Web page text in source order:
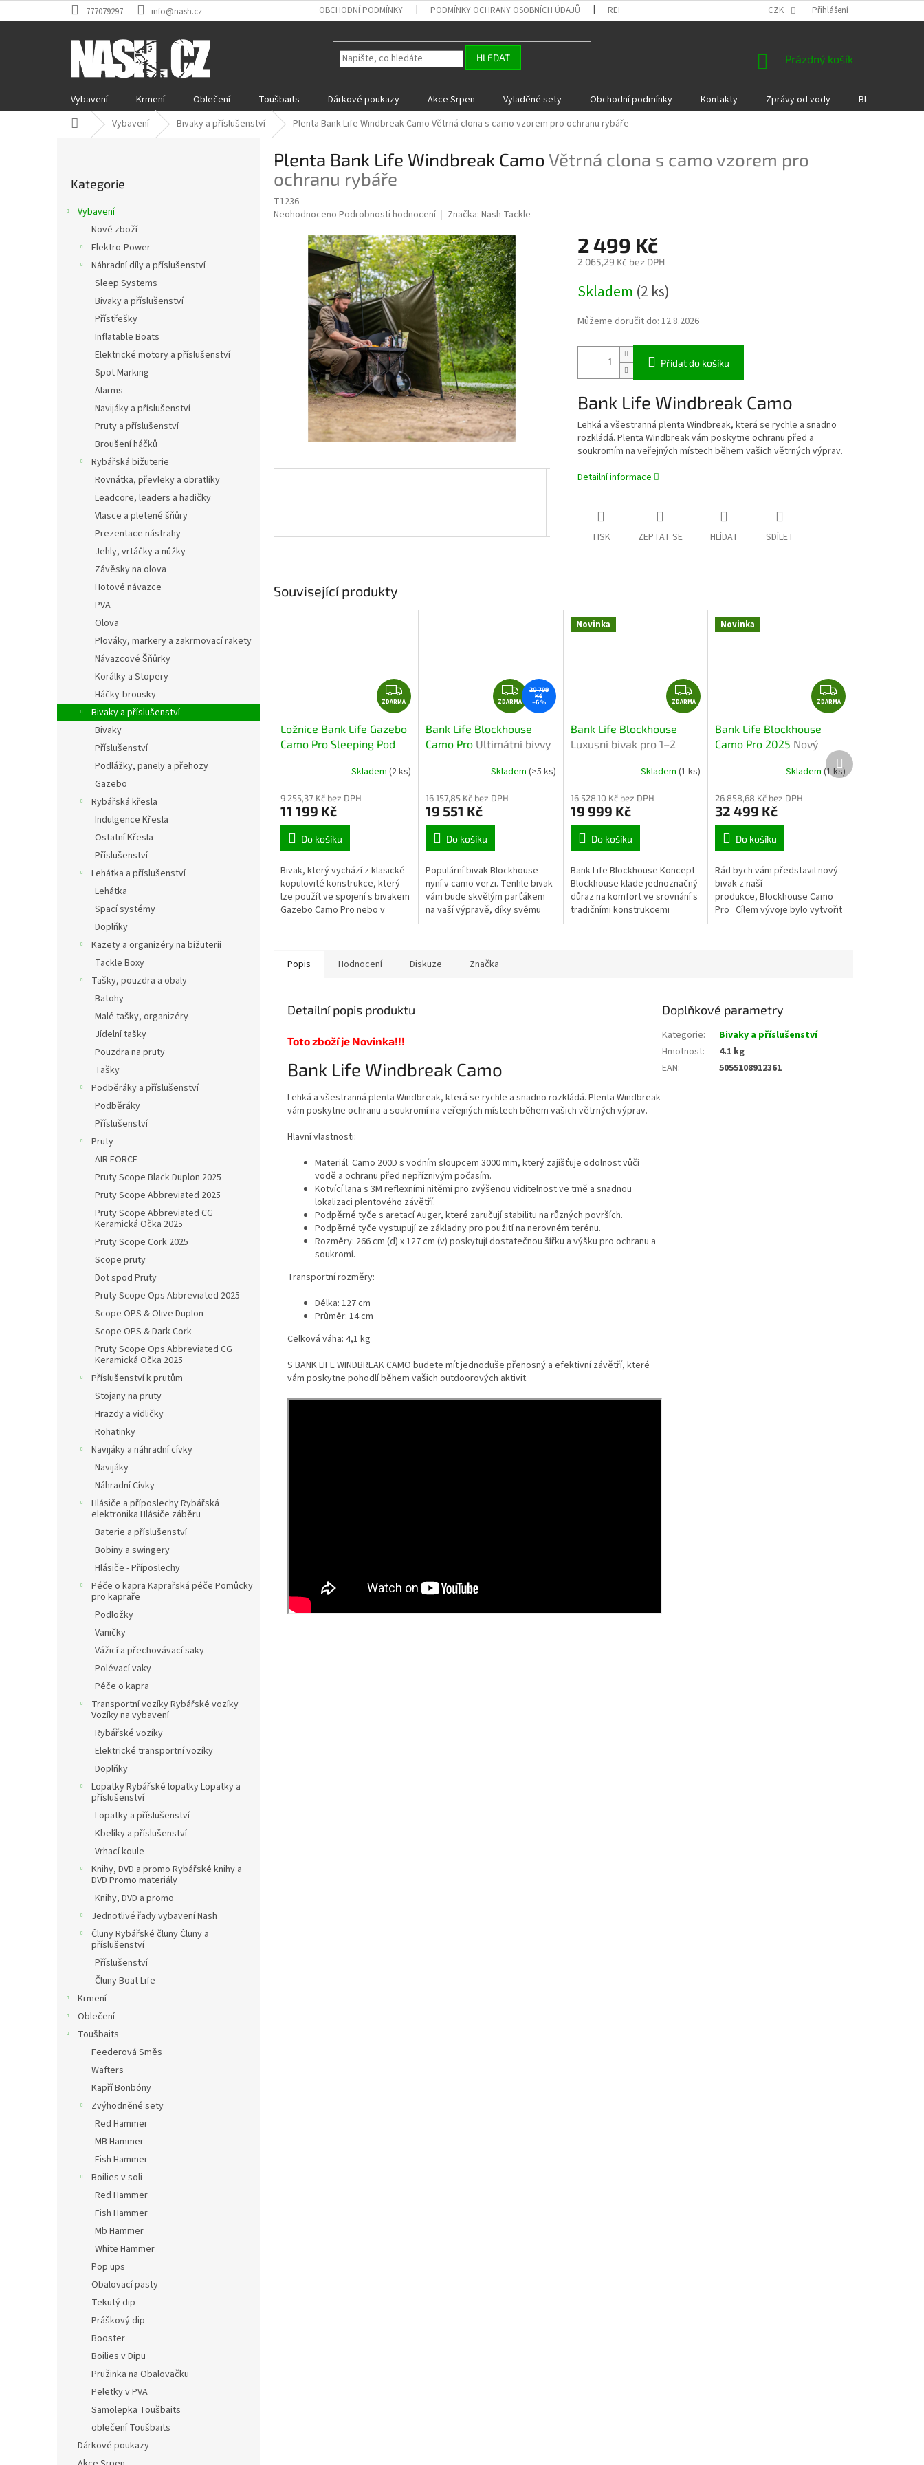
na
777079297 info@nash.cz OBCHODNÍ PODMÍNKY PODMÍNKY OCHRANY OSOBNÍCH ÚDAJŮ REKLAMACE A VRÁCENÍ ZBOŽÍ DÁRKOVÉ POUKAZY
CZK Přihlášení
HLEDAT
NÁKUPNÍ
Prázdný košík
Vybavení Krmení Oblečení Toušbaits Dárkové poukazy Akce Srpen Vyladěné sety Obchodní podmínky Kontakty Zprávy od vody Blog
Domů Vybavení Bivaky a příslušenství Plenta Bank Life Windbreak Camo Větrná clona s camo vzorem pro ochranu rybáře
kategorie
Kategorie
Vybavení
Nové zboží
Elektro-Power
Náhradní díly a příslušenství
Sleep Systems
Bivaky a příslušenství
Přístřešky
Inflatable Boats
Elektrické motory a příslušenství
Spot Marking
Alarms
Navijáky a příslušenství
Pruty a příslušenství
Broušení háčků
Rybářská bižuterie
Rovnátka, převleky a obratlíky
Leadcore, leaders a hadičky
Vlasce a pletené šňůry
Prezentace nástrahy
Jehly, vrtáčky a nůžky
Závěsky na olova
Hotové návazce
PVA
Olova
Plováky, markery a zakrmovací rakety
Návazcové Šňůrky
Korálky a Stopery
Háčky-brousky
Bivaky a příslušenství
Bivaky
Příslušenství
Podlážky, panely a přehozy
Gazebo
Rybářská křesla
Indulgence Křesla
Ostatní Křesla
Příslušenství
Lehátka a příslušenství
Lehátka
Spací systémy
Doplňky
Kazety a organizéry na bižuterii
Tackle Boxy
Tašky, pouzdra a obaly
Batohy
Malé tašky, organizéry
Jídelní tašky
Pouzdra na pruty
Tašky
Podběráky a příslušenství
Podběráky
Příslušenství
Pruty
AIR FORCE
Pruty Scope Black Duplon 2025
Pruty Scope Abbreviated 2025
Pruty Scope Abbreviated CG
Keramická Očka 2025
Pruty Scope Cork 2025
Scope pruty
Dot spod Pruty
Pruty Scope Ops Abbreviated 2025
Scope OPS & Olive Duplon
Scope OPS & Dark Cork
Pruty Scope Ops Abbreviated CG
Keramická Očka 2025
Příslušenství k prutům
Stojany na pruty
Hrazdy a vidličky
Rohatinky
Navijáky a náhradní cívky
Navijáky
Náhradní Cívky
Hlásiče a příposlechy Rybářská
elektronika Hlásiče záběru
Baterie a příslušenství
Bobiny a swingery
Hlásiče - Příposlechy
Péče o kapra Kaprařská péče Pomůcky
pro kapraře
Podložky
Vaničky
Vážicí a přechovávací saky
Polévací vaky
Péče o kapra
Transportní vozíky Rybářské vozíky
Vozíky na vybavení
Rybářské vozíky
Elektrické transportní vozíky
Doplňky
Lopatky Rybářské lopatky Lopatky a
příslušenství
Lopatky a příslušenství
Kbelíky a příslušenství
Vrhací koule
Knihy, DVD a promo Rybářské knihy a
DVD Promo materiály
Knihy, DVD a promo
Jednotlivé řady vybavení Nash
Čluny Rybářské čluny Čluny a
příslušenství
Příslušenství
Čluny Boat Life
Krmení
Oblečení
Toušbaits
Feederová Směs
Wafters
Kapří Bonbóny
Zvýhodněné sety
Red Hammer
MB Hammer
Fish Hammer
Boilies v soli
Red Hammer
Fish Hammer
Mb Hammer
White Hammer
Pop ups
Obalovací pasty
Tekutý dip
Práškový dip
Booster
Boilies v Dipu
Pružinka na Obalovačku
Peletky v PVA
Samolepka Toušbaits
oblečení Toušbaits
Dárkové poukazy
Plenta Bank Life Windbreak CamoVětrná clona s camo vzorem pro
ochranu rybáře
T1236
Průměrné
produktu
hvězdiček.
Neohodnoceno Podrobnosti hodnocení Značka: Nash Tackle
2 499 Kč
2 065,29 Kč bez DPH
cena:
Skladem (2 ks)
Můžeme doručit do: 12.8.2026
Přidat do košíku
Bank Life Windbreak Camo
Lehká a všestranná plenta Windbreak, která se rychle a snadno
rozkládá. Plenta Windbreak vám poskytne ochranu před a
soukromím na veřejných místech během vašich větrných výprav.
Detailní informace
TISK ZEPTAT SE HLÍDAT SDÍLET
Související produkty
Z
D
R
A
ZDARMA
Ložnice Bank Life Gazebo
Camo Pro Sleeping Pod
bivaku s camo designem
Skladem (2 ks)
9 255,37 Kč bez DPH
11 199 Kč
Do košíku
Bivak, který vychází z klasické
kopulovité konstrukce, který
lze použít ve spojení s bivakem
Gazebo Camo Pro nebo v
Z
D
R
A
ZDARMA
20 799
Kč
–6 %
Bank Life Blockhouse
Camo Pro Ultimátní bivvy
Aquasense, Speed‑Up
Skladem (>5 ks)
16 157,85 Kč bez DPH
19 551 Kč
Do košíku
Populární bivak Blockhouse
nyní v camo verzi. Tenhle bivak
vám bude skvělým parťákem
na vaší výpravě, díky svému
Novinka
Z
D
A
ZDARMA
Bank Life Blockhouse
Luxusní bivak pro 1–2
Skladem(1 ks)
16 528,10 Kč bez DPH
19 999 Kč
Do košíku
Bank Life Blockhouse Koncept
Blockhouse klade jednoznačný
důraz na komfort ve srovnání s
tradičními konstrukcemi
Novinka
Z
D
M
A
ZDARMA
Bank Life Blockhouse
Camo Pro 2025 Nový
prostorný bivak s
rychlým rámem
Skladem (1 ks)
26 858,68 Kč bez DPH
32 499 Kč
Do košíku
Rád bych vám představil nový
bivak z naší
produkce, Blockhouse Camo
Pro Cílem vývoje bylo vytvořit
Další
produkt
Popis Hodnocení Diskuze Značka
Detailní popis produktu
Toto zboží je Novinka!!!
Bank Life Windbreak Camo
Lehká a všestranná plenta Windbreak, která se rychle a snadno rozkládá. Plenta Windbreak
vám poskytne ochranu a soukromí na veřejných místech během vašich větrných výprav.
Hlavní vlastnosti:
Materiál: Camo 200D s vodním sloupcem 3000 mm, který zajišťuje odolnost vůči
vodě a ochranu před nepříznivým počasím.
Kotvící lana s 3M reflexními nitěmi pro zvýšenou viditelnost ve tmě a snadnou
lokalizaci plentového závětří.
Podpěrné tyče s aretací Auger, které zaručují stabilitu na různých površích.
Podpěrné tyče vystupují ze základny pro použití na nerovném terénu.
Rozměry: 266 cm (d) x 127 cm (v) poskytují dostatečnou šířku a výšku pro ochranu a
soukromí.
Transportní rozměry:
Délka: 127 cm
Průměr: 14 cm
Celková váha: 4,1 kg
S BANK LIFE WINDBREAK CAMO budete mít jednoduše přenosný a efektivní závětří, které
vám poskytne pohodlí během vašich outdoorových aktivit.
Doplňkové parametry
Kategorie:
Bivaky a příslušenství
Hmotnost:
4.1 kg
EAN: 5055108912361